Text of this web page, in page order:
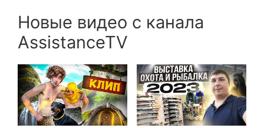
Новые видео с канала
AssistanceTV